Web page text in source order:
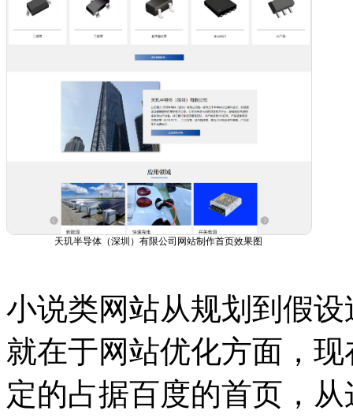
天玑半导体（深圳）有限公司网站制作首页效果图
小说类网站从规划到假
就在于网站优化方面，
定的占据百度的首页，